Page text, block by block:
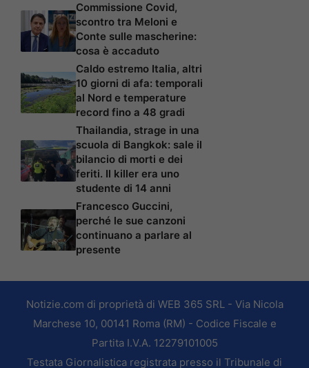
Commissione Covid,
scontro tra Meloni e
Conte sulle mascherine:
cosa è accaduto
Caldo estremo Italia, altri
10 giorni di afa: temporali
al Nord e temperature
record fino a 48 gradi
Thailandia, strage in una
scuola di Bangkok: sale il
bilancio di morti e dei
feriti. Il killer era uno
studente di 14 anni
Francesco Guccini,
perché le sue canzoni
continuano a parlare al
presente
Notizie.com di proprietà di WEB 365 SRL - Via Nicola
Marchese 10, 00141 Roma (RM) - Codice Fiscale e
Partita I.V.A. 12279101005
Testata Giornalistica registrata presso il Tribunale di